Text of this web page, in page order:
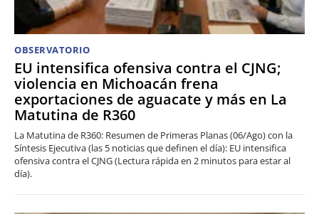
OBSERVATORIO
EU intensifica ofensiva contra el CJNG;
violencia en Michoacán frena
exportaciones de aguacate y más en La
Matutina de R360
La Matutina de R360: Resumen de Primeras Planas (06/Ago) con la
Síntesis Ejecutiva (las 5 noticias que definen el día): EU intensifica
ofensiva contra el CJNG (Lectura rápida en 2 minutos para estar al
día).